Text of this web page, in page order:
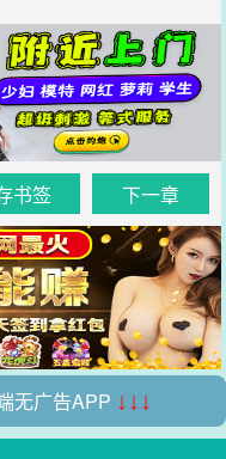
书签 下一章
无广告APP ↓↓↓